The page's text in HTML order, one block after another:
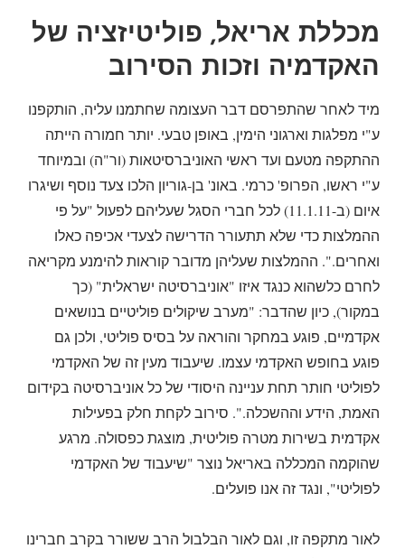
מכללת אריאל, פוליטיזציה של
האקדמיה וזכות הסירוב
מיד לאחר שהתפרסם דבר העצומה שחתמנו עליה, הותקפנו
ע"י מפלגות וארגוני הימין, באופן טבעי. יותר חמורה הייתה
ההתקפה מטעם ועד ראשי האוניברסיטאות (ור"ה) ובמיוחד
ע"י ראשו, הפרופ' כרמי. באונ' בן-גוריון הלכו צעד נוסף ושיגרו
איום (ב-11.1.11) לכל חברי הסגל שעליהם לפעול "על פי
ההמלצות כדי שלא תתעורר הדרישה לצעדי אכיפה כאלו
ואחרים.". ההמלצות שעליהן מדובר קוראות להימנע מקריאה
לחרם כלשהוא כנגד איזו "אוניברסיטה ישראלית" (כך
במקור), כיון שהדבר: "מערב שיקולים פוליטיים בנושאים
אקדמיים, פוגע במחקר והוראה על בסיס פוליטי, ולכן גם
פוגע בחופש האקדמי עצמו. שיעבוד מעין זה של האקדמי
לפוליטי חותר תחת עניינה היסודי של כל אוניברסיטה בקידום
האמת, הידע וההשכלה.". סירוב לקחת חלק בפעילות
אקדמית בשירות מטרה פוליטית, מוצגת כפסולה. מרגע
שהוקמה המכללה באריאל נוצר "שיעבוד של האקדמי
לפוליטי", ונגד זה אנו פועלים.
לאור מתקפה זו, וגם לאור הבלבול הרב ששורר בקרב חברינו